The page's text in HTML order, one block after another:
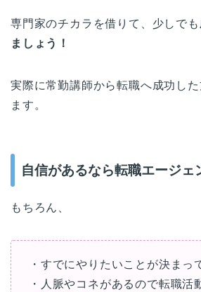
専門家のチカラを借りて、少しでも
ましょう！
実際に常勤講師から転職へ成功し
ます。
自信があるなら転職エージェ
もちろん、
・すでにやりたいことが決まっ
・人脈やコネがあるので転職活